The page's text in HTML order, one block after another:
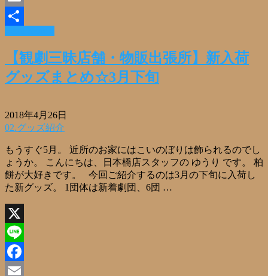
Email
共
【観劇三昧店舗・物販出張所】新入荷
グッズまとめ☆3月下旬
2018年4月26日
02.グッズ紹介
もうすぐ5月。 近所のお家にはこいのぼりは飾られるのでし
ょうか。 こんにちは、日本橋店スタッフの ゆうり です。 柏
餅が大好きです。 今回ご紹介するのは3月の下旬に入荷し
た新グッズ。 1団体は新着劇団、6団 …
X
Line
Facebook